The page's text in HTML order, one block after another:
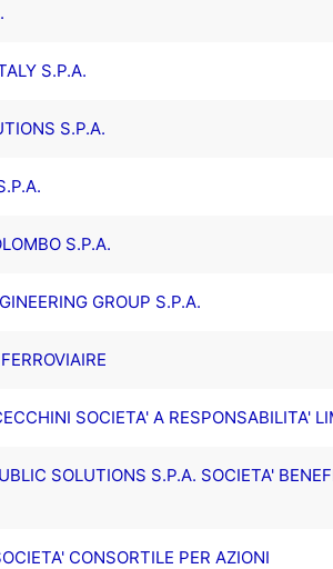
S.P.A.
S.P.A.
S.P.A.
GROUP S.P.A.
SOCIETA' A RESPONSABILITA'
SOLUTIONS S.P.A. SOCIETA'
CONSORTILE PER AZIONI